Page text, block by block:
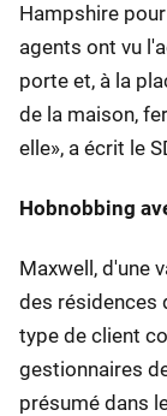
Hampshire
agents ont vu
porte et, à la
de la maison,
elle», a écrit le
Hobnobbing
Maxwell, d'une
des résidences
type de client
gestionnaires
présumé dans